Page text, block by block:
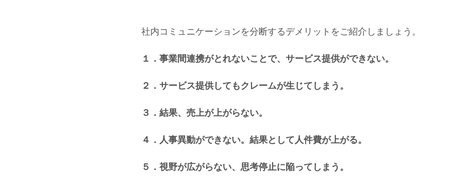
社内コミュニケーションを分断するデメリットをご紹介しましょう。
１．事業間連携がとれないことで、サービス提供ができない。
２．サービス提供してもクレームが生じてしまう。
３．結果、売上が上がらない。
４．人事異動ができない。結果として人件費が上がる。
５．視野が広がらない、思考停止に陥ってしまう。